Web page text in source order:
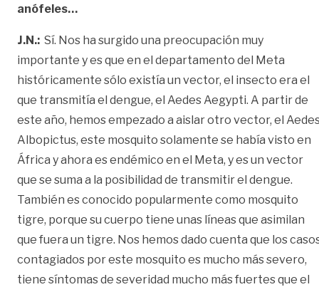
anófeles…
J.N.: Sí. Nos ha surgido una preocupación muy
importante y es que en el departamento del Meta
históricamente sólo existía un vector, el insecto era el
que transmitía el dengue, el Aedes Aegypti. A partir de
este año, hemos empezado a aislar otro vector, el
Albopictus, este mosquito solamente se había visto en
África y ahora es endémico en el Meta, y es un vector
que se suma a la posibilidad de transmitir el dengue.
También es conocido popularmente como mosquito
tigre, porque su cuerpo tiene unas líneas que asimilan
que fuera un tigre. Nos hemos dado cuenta que los
contagiados por este mosquito es mucho más severo,
tiene síntomas de severidad mucho más fuertes que el